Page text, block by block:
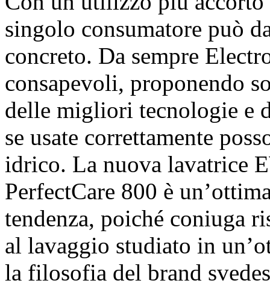
singolo consumatore può
concreto. Da sempre
consapevoli, proponendo
delle migliori tecnologie e
se usate correttamente
idrico. La nuova lavatrice
PerfectCare 800 è
tendenza, poiché coniuga
al lavaggio studiato in
la filosofia del brand